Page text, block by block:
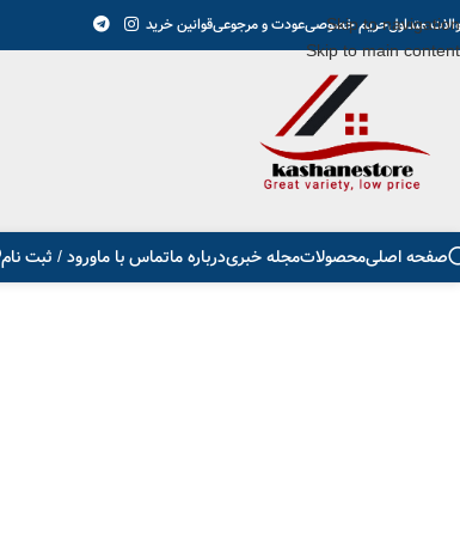
Skip to navigation
Skip to main content
متداولحریم خصوصیعودت و مرجوعیقوانین خرید
صفحه اصلیمحصولاتمجله خبریدرباره ماتماس با ماورود / ثبت نام